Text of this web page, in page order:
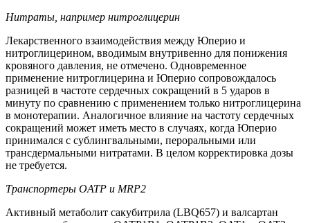
Нитраты, например нитроглицерин
Лекарственного взаимодействия между Юперио и
нитроглицерином, вводимым внутривенно для понижения
кровяного давления, не отмечено. Одновременное
применение нитроглицерина и Юперио сопровождалось
разницей в частоте сердечных сокращений в 5 ударов в
минуту по сравнению с применением только нитроглицерина
в монотерапии. Аналогичное влияние на частоту сердечных
сокращений может иметь место в случаях, когда Юперио
принимался с сублингвальными, пероральными или
трансдермальными нитратами. В целом корректировка дозы
не требуется.
Транспортеры OATP и MRP2
Активный метаболит сакубитрила (LBQ657) и валсартан